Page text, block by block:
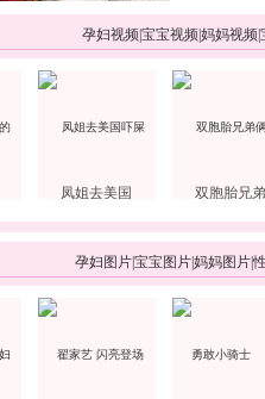
孕妇视频宝宝视频妈妈视频
凤姐去美国 双胞胎兄弟
孕妇图片宝宝图片妈妈图片